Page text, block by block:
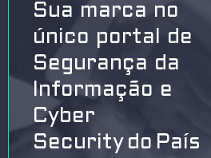
Sua marca no
único portal de
Segurança da
Informação e
Cyber
Security do País